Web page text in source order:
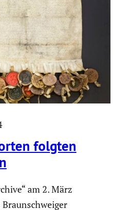
folgten
am 2. März